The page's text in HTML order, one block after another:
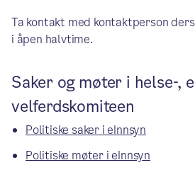
Ta kontakt med kontaktperson
i åpen halvtime.
Saker og møter i helse-,
velferdskomiteen
Politiske saker i eInnsyn
Politiske møter i eInnsyn